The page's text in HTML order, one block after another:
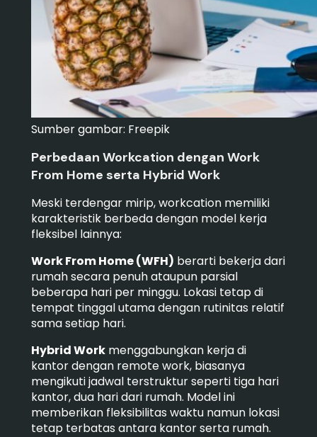
Sumber gambar: Freepik
Perbedaan Workcation dengan Work
From Home serta Hybrid Work
Meski terdengar mirip, workcation memiliki
karakteristik berbeda dengan model kerja
fleksibel lainnya:
Work From Home (WFH) berarti bekerja dari
rumah secara penuh ataupun parsial
beberapa hari per minggu. Lokasi tetap di
tempat tinggal utama dengan rutinitas relatif
sama setiap hari.
Hybrid Workmenggabungkan kerja di
kantor dengan remote work, biasanya
mengikuti jadwal terstruktur seperti tiga hari
kantor, dua hari dari rumah. Model ini
memberikan fleksibilitas waktu namun lokasi
tetap terbatas antara kantor serta rumah.